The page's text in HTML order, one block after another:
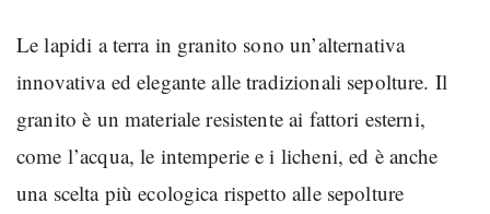
Le lapidi a terra in granito sono un’alternativa
innovativa ed elegante alle tradizionali sepolture. Il
granito è un materiale resistente ai fattori esterni,
come l’acqua, le intemperie e i licheni, ed è anche
una scelta più ecologica rispetto alle sepolture